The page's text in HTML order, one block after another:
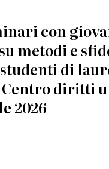
con
metodi e
di
diritti
2026